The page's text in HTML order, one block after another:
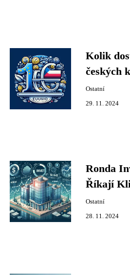
Kolik
českých
Ostatní
29. 11. 2024
Ronda
Říkají
Ostatní
28. 11. 2024